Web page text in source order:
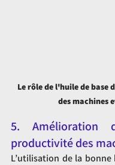
Le rôle de l'huile de base
des machines
5. Amélioration
productivité des
L’utilisation de la